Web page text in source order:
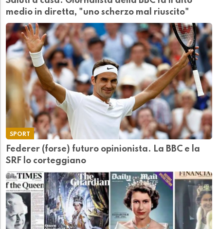
medio in diretta, "uno scherzo mal riuscito"
SPORT
Federer (forse) futuro opinionista. La BBC e la
SRF lo corteggiano